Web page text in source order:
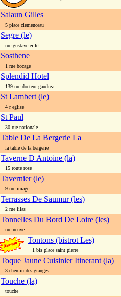
Salaun Gilles
5 place clemenceau
Segre (le)
rue gustave eiffel
Sosthene
1 rue bocage
Splendid Hotel
139 rue docteur gaudrez
St Lambert (le)
4 r eglise
St Paul
30 rue nationale
Table De La Bergerie La
la table de la bergerie
Taverne D Antoine (la)
15 route rose
Tavernier (le)
9 rue image
Terrasses De Saumur (les)
2 rue lilas
Tonnelles Du Bord De Loire (les)
rue neuve
Tontons (bistrot Les)
1 bis place saint pierre
Toque Jaune Cuisinier Itinerant (la)
3 chemin des granges
Touche (la)
touche